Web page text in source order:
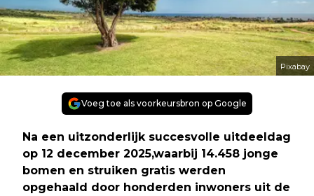
Pixabay
Voeg toe als voorkeursbron op Google
Na een uitzonderlijk succesvolle uitdeeldag
op 12 december 2025,waarbij 14.458 jonge
bomen en struiken gratis werden
opgehaald door honderden inwoners uit de